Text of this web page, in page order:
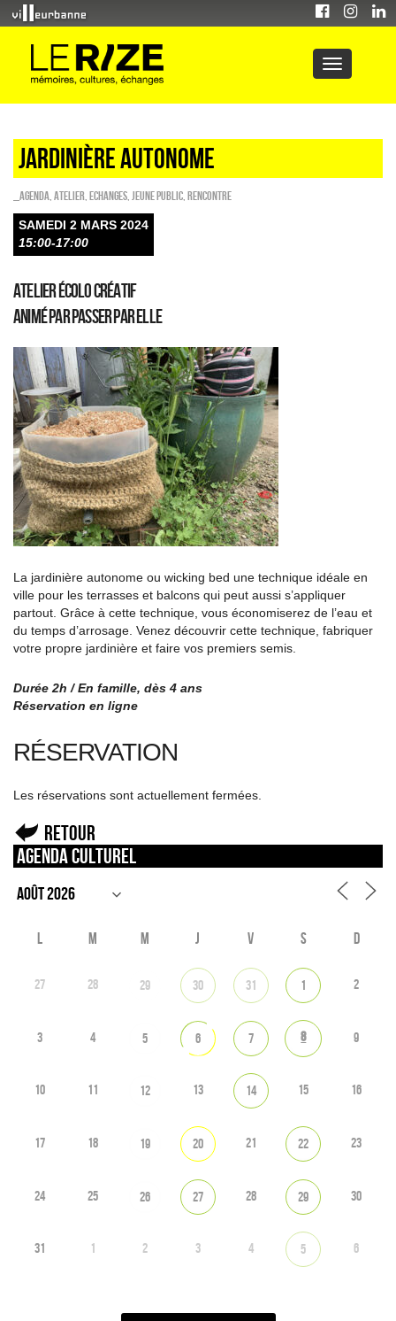
JARDINIÈRE AUTONOME
_Agenda Atelier ECHANGES Jeune public Rencontre
SAMEDI 2 MARS 2024
15:00-17:00
Atelier écolo créatif
Animé par Passer par elle
La jardinière autonome ou wicking bed une technique idéale en
ville pour les terrasses et balcons qui peut aussi s’appliquer
partout. Grâce à cette technique, vous économiserez de l’eau et
du temps d’arrosage. Venez découvrir cette technique, fabriquer
votre propre jardinière et faire vos premiers semis.
Durée 2h / En famille, dès 4 ans
Réservation en ligne
RÉSERVATION
Les réservations sont actuellement fermées.
Retour
Agenda culturel
L M M J V S D
27 28 29 30 31 1 2
3 4 5 6 7 8 9
10 11 12 13 14 15 16
17 18 19 20 21 22 23
24 25 26 27 28 29 30
31 1 2 3 4 5 6